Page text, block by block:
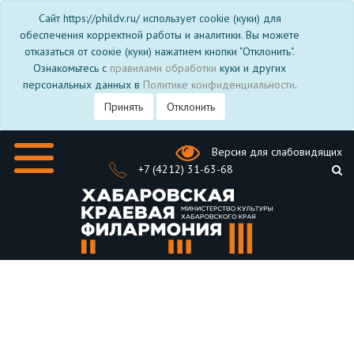
Сайт https://phildv.ru/ использует cookie (куки) для
обеспечения корректной работы и аналитики. Вы можете
отказаться от соокіе (куки) нажатием кнопки "Отклонить".
Ознакомьтесь с правилами обработки куки и других
персональных данных в Политике конфиденциальности.
Принять
Отклонить
Версия для слабовидящих
+7 (4212) 31-63-68